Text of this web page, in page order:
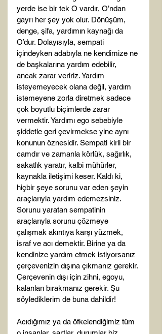
yerde ise bir tek O vardır, O’ndan
gayrı her şey yok olur. Dönüşüm,
denge, şifa, yardımın kaynağı da
O’dur. Dolayısıyla, sempati
içindeyken adabıyla ne kendimize ne
de başkalarına yardım edebilir,
ancak zarar veririz. Yardım
isteyemeyecek olana değil, yardım
istemeyene zorla diretmek sadece
çok boyutlu biçimlerde zarar
vermektir. Yardımı ego sebebiyle
şiddetle geri çevirmekse yine aynı
konunun öznesidir. Sempati kirli bir
camdır ve zamanla körlük, sağırlık,
sakatlık yaratır, kalbi mühürler,
kaynakla iletişimi keser. Kaldı ki,
hiçbir şeye sorunu var eden şeyin
araçlarıyla yardım edemezsiniz.
Sorunu yaratan sempatinin
araçlarıyla sorunu çözmeye
çalışmak akıntıya karşı yüzmek,
israf ve acı demektir. Birine ya da
kendinize yardım etmek istiyorsanız
çerçevenizin dışına çıkmanız gerekir.
Çerçevenin dışı için zihni, egoyu,
kalanları bırakmanız gerekir. Şu
söylediklerim de buna dahildir!
Acıdığımız ya da öfkelendiğimiz tüm